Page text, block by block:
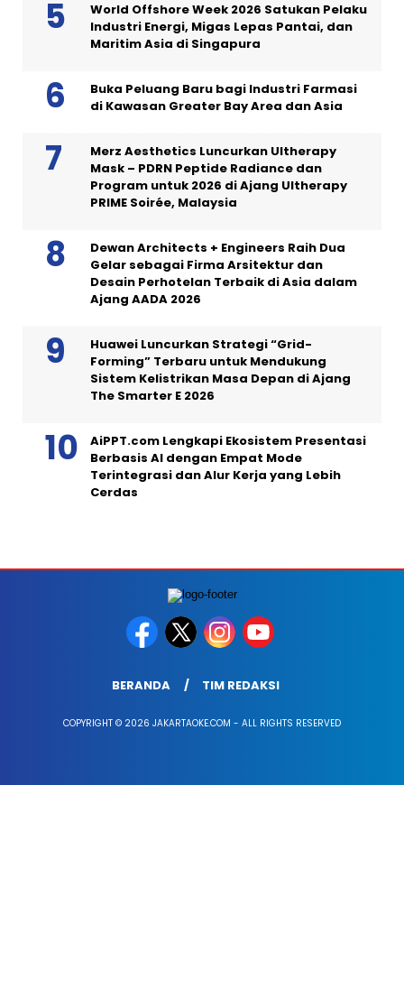
World Offshore Week 2026 Satukan Pelaku
Industri Energi, Migas Lepas Pantai, dan
Maritim Asia di Singapura
Buka Peluang Baru bagi Industri Farmasi
di Kawasan Greater Bay Area dan Asia
Merz Aesthetics Luncurkan Ultherapy
Mask – PDRN Peptide Radiance dan
Program untuk 2026 di Ajang Ultherapy
PRIME Soirée, Malaysia
Dewan Architects + Engineers Raih Dua
Gelar sebagai Firma Arsitektur dan
Desain Perhotelan Terbaik di Asia dalam
Ajang AADA 2026
Huawei Luncurkan Strategi “Grid-
Forming” Terbaru untuk Mendukung
Sistem Kelistrikan Masa Depan di Ajang
The Smarter E 2026
AiPPT.com Lengkapi Ekosistem Presentasi
Berbasis AI dengan Empat Mode
Terintegrasi dan Alur Kerja yang Lebih
Cerdas
BERANDA TIM REDAKSI
COPYRIGHT © 2026 JAKARTAOKE.COM - ALL RIGHTS RESERVED